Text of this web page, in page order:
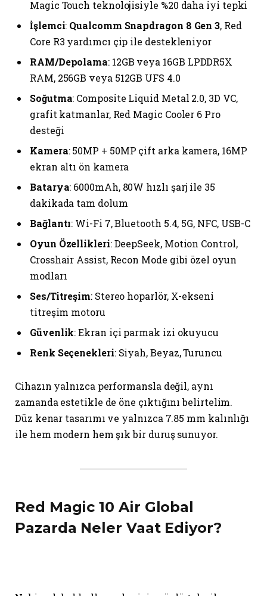
Magic Touch teknolojisiyle %20 daha iyi tepki
İşlemci: Qualcomm Snapdragon 8 Gen 3, Red
Core R3 yardımcı çip ile destekleniyor
RAM/Depolama: 12GB veya 16GB LPDDR5X
RAM, 256GB veya 512GB UFS 4.0
Soğutma: Composite Liquid Metal 2.0, 3D VC,
grafit katmanlar, Red Magic Cooler 6 Pro
desteği
Kamera: 50MP + 50MP çift arka kamera, 16MP
ekran altı ön kamera
Batarya: 6000mAh, 80W hızlı şarj ile 35
dakikada tam dolum
Bağlantı: Wi-Fi 7, Bluetooth 5.4, 5G, NFC, USB-C
Oyun Özellikleri: DeepSeek, Motion Control,
Crosshair Assist, Recon Mode gibi özel oyun
modları
Ses/Titreşim: Stereo hoparlör, X-ekseni
titreşim motoru
Güvenlik: Ekran içi parmak izi okuyucu
Renk Seçenekleri: Siyah, Beyaz, Turuncu
Cihazın yalnızca performansla değil, aynı
zamanda estetikle de öne çıktığını belirtelim.
Düz kenar tasarımı ve yalnızca 7.85 mm kalınlığı
ile hem modern hem şık bir duruş sunuyor.
Red Magic 10 Air Global
Pazarda Neler Vaat Ediyor?